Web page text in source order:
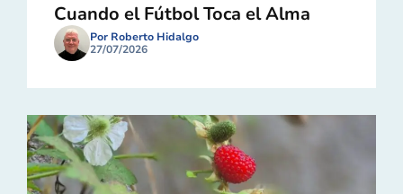
Cuando el Fútbol Toca el Alma
Por Roberto Hidalgo
27/07/2026